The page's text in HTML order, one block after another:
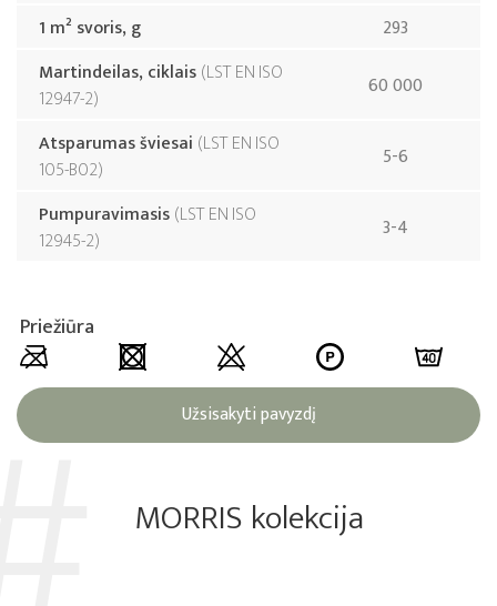
1 m² svoris, g
293
Martindeilas, ciklais LST EN ISO
12947-2
60 000
Atsparumas šviesai LST EN ISO
105-B02
5-6
Pumpuravimasis LST EN ISO
12945-2
3-4
Priežiūra
Užsisakyti pavyzdį
MORRIS kolekcija